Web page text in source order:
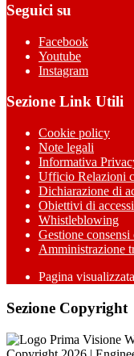
Seguici su
Facebook
Youtube
Instagram
Sezione Link Utili
Cookie policy
Note legali
Informativa
Ufficio Relazioni
Dichiarazione di
Obiettivi di
Whistleblowing
Gestione
Amministrazione
Pagina visualizzata
Sezione Copyright